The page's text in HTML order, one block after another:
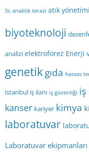
5s analitik terazi atık yönetimi
biyoteknoloji
analizi elektroforez Enerji
genetikgıda hassas
istanbul iş ilanı iş güvenliği iş
kanser kariyer kimya
laboratuvar
Laboratuvar ekipmanları